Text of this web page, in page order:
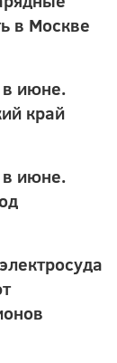
в Москве
июне.
край
июне.